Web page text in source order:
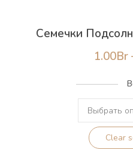
Семечки
1.00Br
Clear